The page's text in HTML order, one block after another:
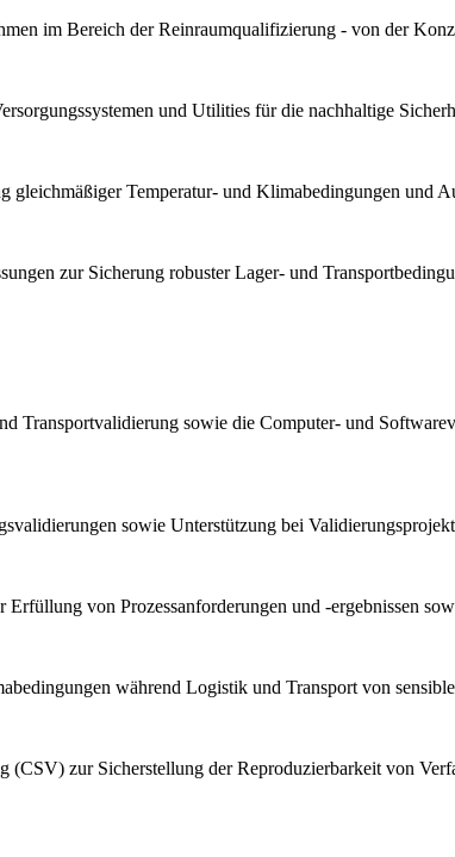
im Bereich der Reinraumqualifizierung - von der
und Utilities für die nachhaltige
gleichmäßiger Temperatur- und Klimabedingungen und
zur Sicherung robuster Lager- und
Transportvalidierung sowie die Computer- und
sowie Unterstützung bei
von Prozessanforderungen und -ergebnissen
während Logistik und Transport von
zur Sicherstellung der Reproduzierbarkeit von